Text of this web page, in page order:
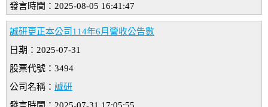
發言時間：2025-08-05 16:41:47
誠研更正本公司114年6月營收公告數
日期：2025-07-31
股票代號：3494
公司名稱： 誠研